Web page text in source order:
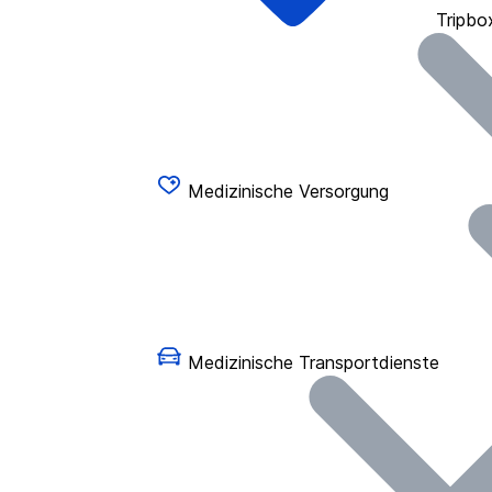
Medizinische Versorgung
Medizinische Transportdienste